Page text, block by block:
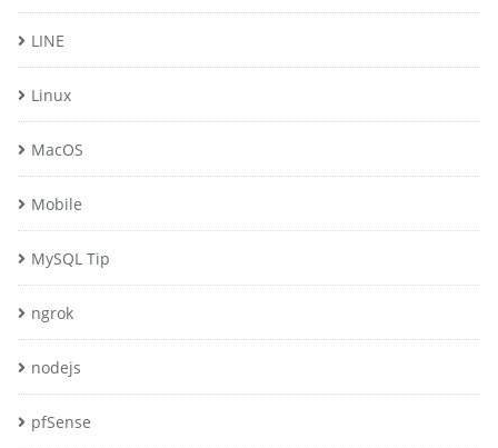
LINE
Linux
MacOS
Mobile
MySQL Tip
ngrok
nodejs
pfSense